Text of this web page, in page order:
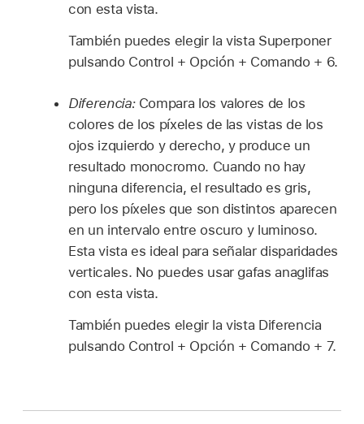
con esta vista.
También puedes elegir la vista Superponer
pulsando Control + Opción + Comando + 6.
Diferencia:Compara los valores de los
colores de los píxeles de las vistas de los
ojos izquierdo y derecho, y produce un
resultado monocromo. Cuando no hay
ninguna diferencia, el resultado es gris,
pero los píxeles que son distintos aparecen
en un intervalo entre oscuro y luminoso.
Esta vista es ideal para señalar disparidades
verticales. No puedes usar gafas anaglifas
con esta vista.
También puedes elegir la vista Diferencia
pulsando Control + Opción + Comando + 7.